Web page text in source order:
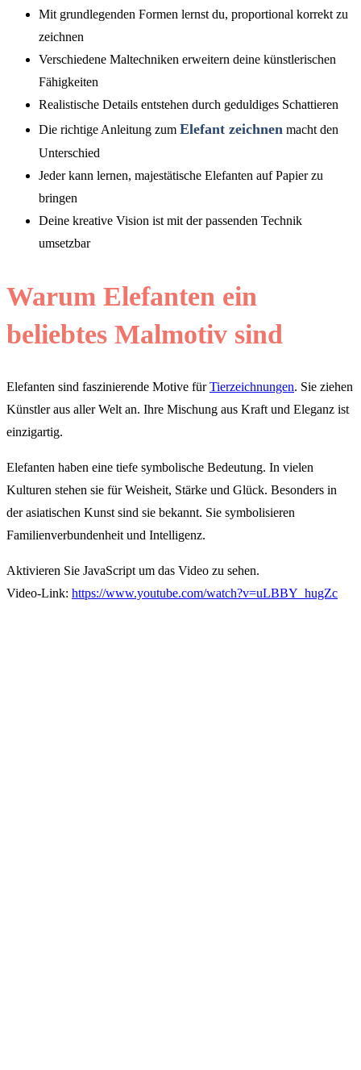
Mit grundlegenden Formen lernst du, proportional korrekt zu
zeichnen
Verschiedene Maltechniken erweitern deine künstlerischen
Fähigkeiten
Realistische Details entstehen durch geduldiges Schattieren
Die richtige Anleitung zum Elefant zeichnen macht den
Unterschied
Jeder kann lernen, majestätische Elefanten auf Papier zu
bringen
Deine kreative Vision ist mit der passenden Technik
umsetzbar
Warum Elefanten ein
beliebtes Malmotiv sind
Elefanten sind faszinierende Motive fürTierzeichnungen. Sie ziehen
Künstler aus aller Welt an. Ihre Mischung aus Kraft und Eleganz ist
einzigartig.
Elefanten haben eine tiefe symbolische Bedeutung. In vielen
Kulturen stehen sie für Weisheit, Stärke und Glück. Besonders in
der asiatischen Kunst sind sie bekannt. Sie symbolisieren
Familienverbundenheit und Intelligenz.
Aktivieren Sie JavaScript um das Video zu sehen.
Video-Link: https://www.youtube.com/watch?v=uLBBY_hugZc